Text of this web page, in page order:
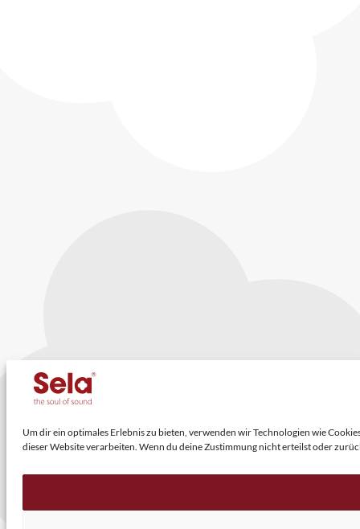
Um dir ein optimales Erlebnis zu bieten, verwenden wir Technologien wie
dieser Website verarbeiten. Wenn du deine Zustimmung nicht erteilst oder